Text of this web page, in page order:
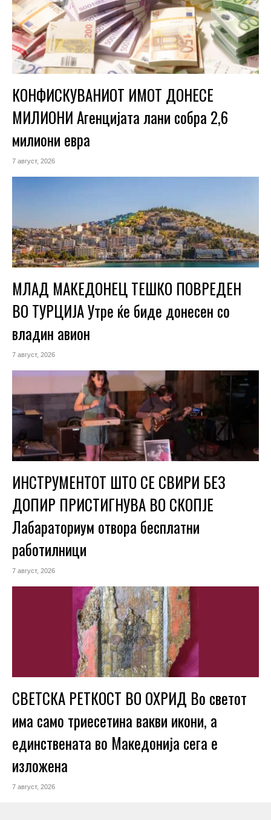
КОНФИСКУВАНИОТ ИМОТ ДОНЕСЕ
МИЛИОНИ Агенцијата лани собра 2,6
милиони евра
7 август, 2026
МЛАД МАКЕДОНЕЦ ТЕШКО ПОВРЕДЕН
ВО ТУРЦИЈА Утре ќе биде донесен со
владин авион
7 август, 2026
ИНСТРУМЕНТОТ ШТО СЕ СВИРИ БЕЗ
ДОПИР ПРИСТИГНУВА ВО СКОПЈЕ
Лабараториум отвора бесплатни
работилници
7 август, 2026
СВЕТСКА РЕТКОСТ ВО ОХРИД Во светот
има само триесетина вакви икони, а
единствената во Македонија сега е
изложена
7 август, 2026